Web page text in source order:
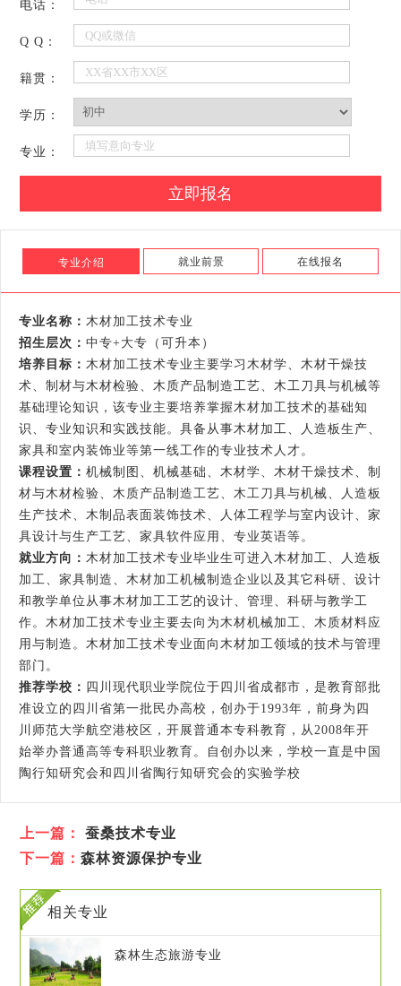
电话：
Q Q：
籍贯：
学历：
专业：
专业介绍 就业前景 在线报名
专业名称： 木材加工技术专业
招生层次： 中专+大专（可升本）
培养目标： 木材加工技术专业主要学习木材学、木材干燥技
术、制材与木材检验、木质产品制造工艺、木工刀具与机械等
基础理论知识，该专业主要培养掌握木材加工技术的基础知
识、专业知识和实践技能。具备从事木材加工、人造板生产、
家具和室内装饰业等第一线工作的专业技术人才。
课程设置： 机械制图、机械基础、木材学、木材干燥技术、制
材与木材检验、木质产品制造工艺、木工刀具与机械、人造板
生产技术、木制品表面装饰技术、人体工程学与室内设计、家
具设计与生产工艺、家具软件应用、专业英语等。
就业方向： 木材加工技术专业毕业生可进入木材加工、人造板
加工、家具制造、木材加工机械制造企业以及其它科研、设计
和教学单位从事木材加工工艺的设计、管理、科研与教学工
作。木材加工技术专业主要去向为木材机械加工、木质材料应
用与制造。木材加工技术专业面向木材加工领域的技术与管理
部门。
推荐学校： 四川现代职业学院位于四川省成都市，是教育部批
准设立的四川省第一批民办高校，创办于1993年，前身为四
川师范大学航空港校区，开展普通本专科教育，从2008年开
始举办普通高等专科职业教育。自创办以来，学校一直是中国
陶行知研究会和四川省陶行知研究会的实验学校
上一篇：
蚕桑技术专业
下一篇：森林资源保护专业
相关专业
森林生态旅游专业